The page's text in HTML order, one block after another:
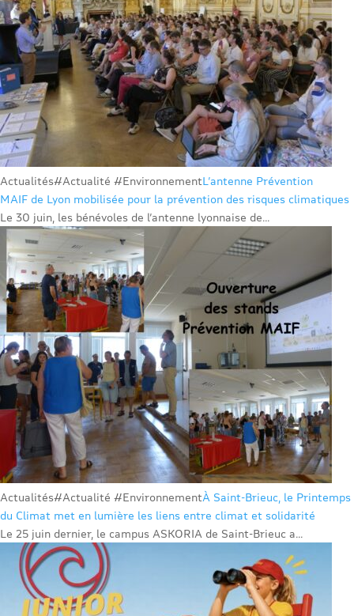
Actualités#Actualité #EnvironnementL’antenne Prévention
MAIF de Lyon mobilisée pour la prévention des risques climatiques
Le 30 juin, les bénévoles de l’antenne lyonnaise de...
Actualités#Actualité #EnvironnementÀ Saint-Brieuc, le Printemps
du Climat met en lumière les liens entre climat et solidarité
Le 25 juin dernier, le campus ASKORIA de Saint-Brieuc a...